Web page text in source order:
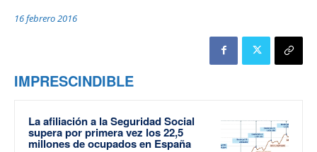
16 febrero 2016
IMPRESCINDIBLE
La afiliación a la Seguridad Social
supera por primera vez los 22,5
millones de ocupados en España